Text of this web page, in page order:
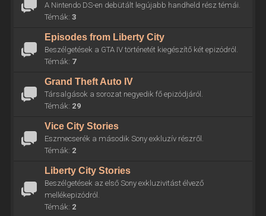
A Nintendo DS-en debütált legújabb handheld rész témái.
Témák: 3
Episodes from Liberty City
Beszélgetések a GTA IV történetét kiegészítő két epizódról.
Témák: 7
Grand Theft Auto IV
Társalgások a sorozat negyedik fő epizódjáról.
Témák: 29
Vice City Stories
Eszmecserék a második Sony exkluzív részről.
Témák: 2
Liberty City Stories
Beszélgetések az első Sony exkluzivitást élvező
mellékepizódról.
Témák: 2